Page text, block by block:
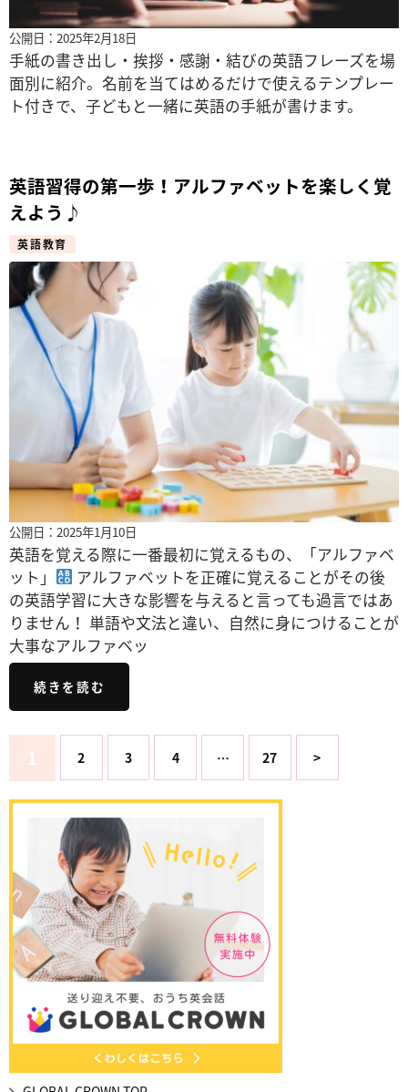
公開日：2025年2月18日
手紙の書き出し・挨拶・感謝・結びの英語フレーズを場
面別に紹介。名前を当てはめるだけで使えるテンプレー
ト付きで、子どもと一緒に英語の手紙が書けます。
英語習得の第一歩！アルファベットを楽しく覚
えよう♪
英語教育
公開日：2025年1月10日
英語を覚える際に一番最初に覚えるもの、「アルファベ
ット」
アルファベットを正確に覚えることがその後
の英語学習に大きな影響を与えると言っても過言ではあ
りません！ 単語や文法と違い、自然に身につけることが
大事なアルファベッ
続きを読む
1 2 3 4 … 27 >